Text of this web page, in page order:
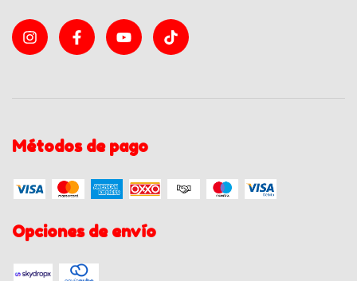
Métodos de pago
Opciones de envío